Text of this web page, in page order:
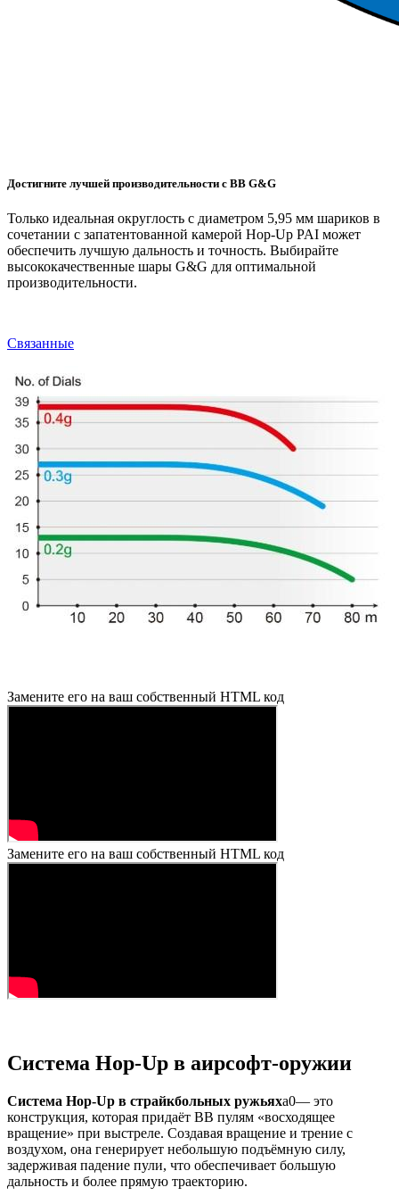
Достигните лучшей производительности с BB G&G
Только идеальная округлость с диаметром 5,95 мм шариков в
сочетании с запатентованной камерой Hop-Up PAI может
обеспечить лучшую дальность и точность. Выбирайте
высококачественные шары G&G для оптимальной
производительности.
Связанные
Замените его на ваш собственный HTML код
Замените его на ваш собственный HTML код
Система Hop-Up в аирсофт-оружии
Система Hop-Up в страйкбольных ружьяхa0— это
конструкция, которая придаёт BB пулям «восходящее
вращение» при выстреле. Создавая вращение и трение с
воздухом, она генерирует небольшую подъёмную силу,
задерживая падение пули, что обеспечивает большую
дальность и более прямую траекторию.